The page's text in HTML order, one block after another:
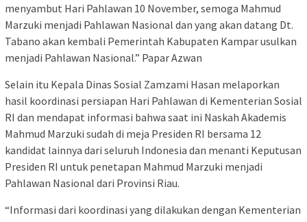
menyambut Hari Pahlawan 10 November, semoga Mahmud
Marzuki menjadi Pahlawan Nasional dan yang akan datang Dt.
Tabano akan kembali Pemerintah Kabupaten Kampar usulkan
menjadi Pahlawan Nasional.” Papar Azwan
Selain itu Kepala Dinas Sosial Zamzami Hasan melaporkan
hasil koordinasi persiapan Hari Pahlawan di Kementerian Sosial
RI dan mendapat informasi bahwa saat ini Naskah Akademis
Mahmud Marzuki sudah di meja Presiden RI bersama 12
kandidat lainnya dari seluruh Indonesia dan menanti Keputusan
Presiden RI untuk penetapan Mahmud Marzuki menjadi
Pahlawan Nasional dari Provinsi Riau.
“Informasi dari koordinasi yang dilakukan dengan Kementerian